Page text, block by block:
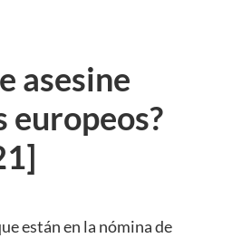
asesine
europeos?
están en la nómina de